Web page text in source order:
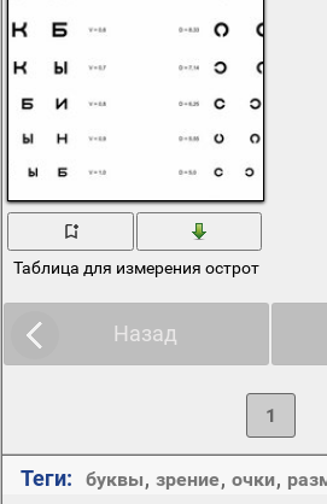
Таблица для измерения остроты зрения
Назад
1
Теги: буквы, зрение, очки,